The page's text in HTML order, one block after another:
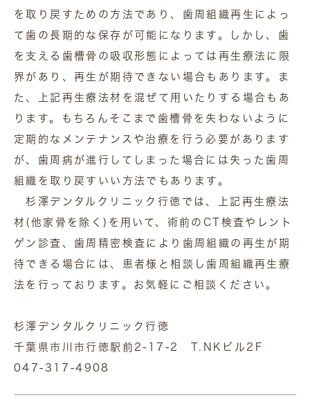
を取り戻すための方法であり、歯周組織再生によっ
て歯の長期的な保存が可能になります。しかし、歯
を支える歯槽骨の吸収形態によっては再生療法に限
界があり、再生が期待できない場合もあります。ま
た、上記再生療法材を混ぜて用いたりする場合もあ
ります。もちろんそこまで歯槽骨を失わないように
定期的なメンテナンスや治療を行う必要があります
が、歯周病が進行してしまった場合には失った歯周
組織を取り戻すいい方法でもあります。
杉澤デンタルクリニック行徳では、上記再生療法
材(他家骨を除く)を用いて、術前のCT検査やレント
ゲン診査、歯周精密検査により歯周組織の再生が期
待できる場合には、患者様と相談し歯周組織再生療
法を行っております。お気軽にご相談ください。
杉澤デンタルクリニック行徳
千葉県市川市行徳駅前2-17-2 T.NKビル2F
047-317-4908